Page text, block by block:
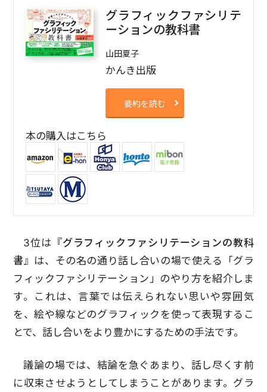
グラフィックファシリテ
ーションの教科書
山田夏子
かんき出版
要約を読む
本の購入はこちら
3位は『グラフィックファシリテーションの教科
書 』は、その名の通り話し合いの場で使える「グラ
フィックファシリテーション」のやり方を紹介しま
す。これは、言葉では伝えられない思いや雰囲気
を、絵や線などのグラフィックを使って表現するこ
とで、話し合いをより豊かにするための手法です。
議論の場では、結論を急ぐあまり、話し尽くす前
に収束させようとしてしまうことがあります。グラ